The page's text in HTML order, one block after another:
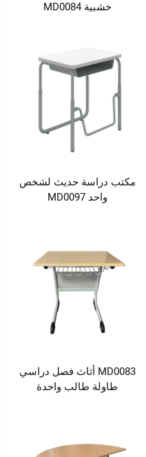
خشبية MD0084
مكتب دراسة حديث لشخص
واحد MD0097
MD0083 أثاث فصل دراسي
طاولة طالب واحدة